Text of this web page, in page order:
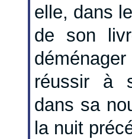
elle, dans
de son
réussir à
dans sa
la nuit